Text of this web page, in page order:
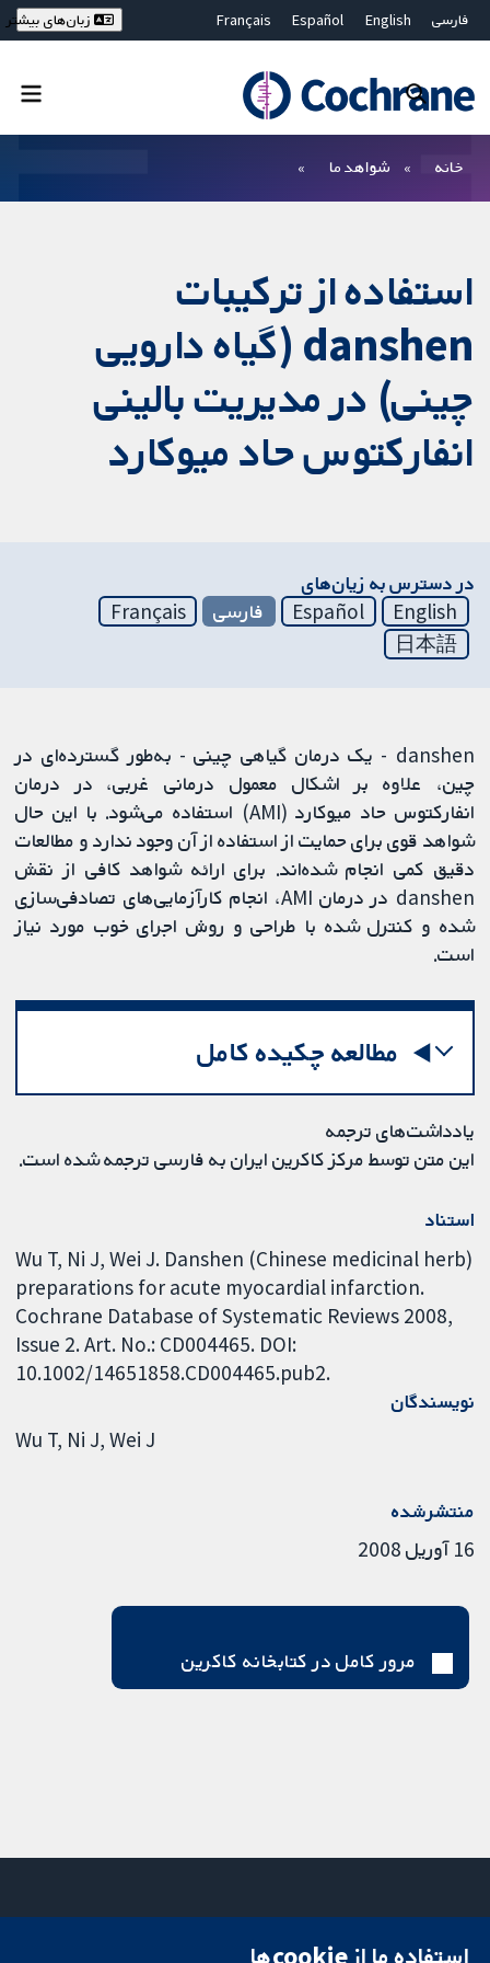
فارسی English
Español
Français
Bahasa Malaysia
ไทย
繁體中文
زبان‌های بیشتر
خانه شواهد ما
استفاده از ترکیبات
danshen (گیاه دارویی
چینی) در مدیریت بالینی
انفارکتوس حاد میوکارد
در دسترس به زیان‌های
English
Español فارسی
Français
日本語
danshen - یک درمان گیاهی چینی - به‌طور گسترده‌ای در
چین، علاوه بر اشکال معمول درمانی غربی، در درمان
انفارکتوس حاد میوکارد (AMI) استفاده می‌شود. با این حال
شواهد قوی برای حمایت از استفاده از آن وجود ندارد و مطالعات
دقیق کمی انجام شده‌اند. برای ارائه شواهد کافی از نقش
danshen در درمان AMI، انجام کارآزمایی‌های تصادفی‌سازی
شده و کنترل شده با طراحی و روش اجرای خوب مورد نیاز
است.
مطالعه چکیده کامل
یادداشت‌های ترجمه
این متن توسط مرکز کاکرین ایران به فارسی ترجمه شده است.
استناد
Wu T, Ni J, Wei J. Danshen (Chinese medicinal herb)
preparations for acute myocardial infarction.
Cochrane Database of Systematic Reviews 2008,
Issue 2. Art. No.: CD004465. DOI:
10.1002/14651858.CD004465.pub2.
نویسندگان
Wu T Ni J Wei J
منتشرشده
16 آوریل 2008
مرور کامل در کتابخانه کاکرین
میدان کاوندیش استفاده ما از cookie‌ها